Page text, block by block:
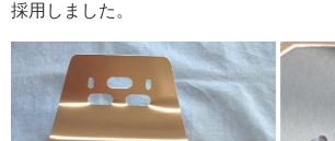
採用しました。